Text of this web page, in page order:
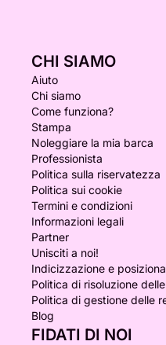
CHI SIAMO
Aiuto
Chi siamo
Come funziona?
Stampa
Noleggiare la mia barca
Professionista
Politica sulla riservatezza
Politica sui cookie
Termini e condizioni
Informazioni legali
Partner
Unisciti a noi!
Indicizzazione e
Politica di risoluzione
Politica di gestione delle
Blog
FIDATI DI NOI